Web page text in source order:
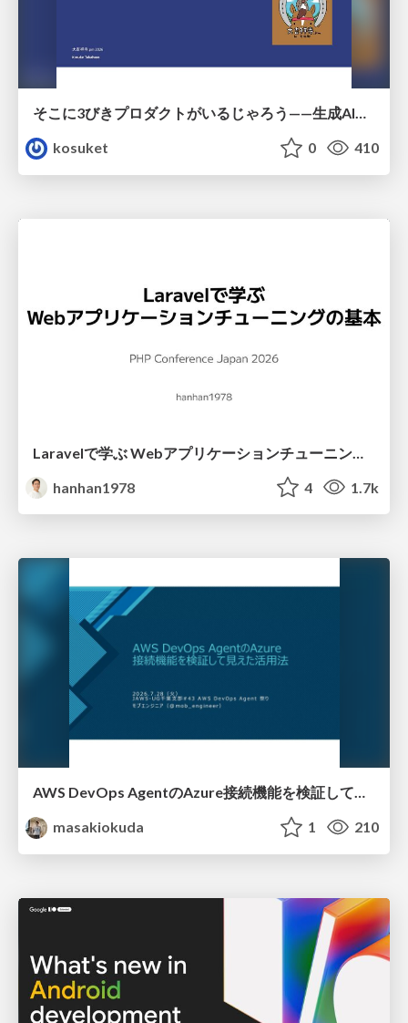
そこに3びきプロダクトがいるじゃろう——生成AI時代における“価値が届かない理由”の構造
kosuket
0 410
hanhan1978
4 1.7k
AWS DevOps AgentのAzure接続機能を検証して見えた活用法／Use Cases Verified for the AWS DevOps Agent's Azure Connectivity Feature
masakiokuda
1 210